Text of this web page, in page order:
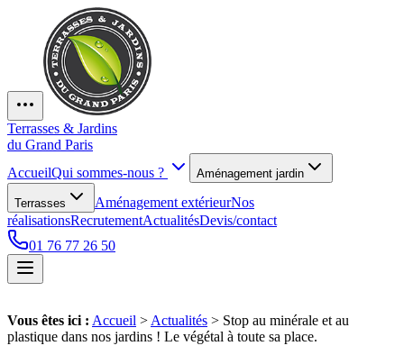
Terrasses & Jardins
du Grand Paris
AccueilQui sommes-nous ? Aménagement jardin
Terrasses Aménagement extérieurNos
réalisationsRecrutementActualitésDevis/contact
01 76 77 26 50
Vous êtes ici : Accueil > Actualités > Stop au minérale et au
plastique dans nos jardins ! Le végétal à toute sa place.